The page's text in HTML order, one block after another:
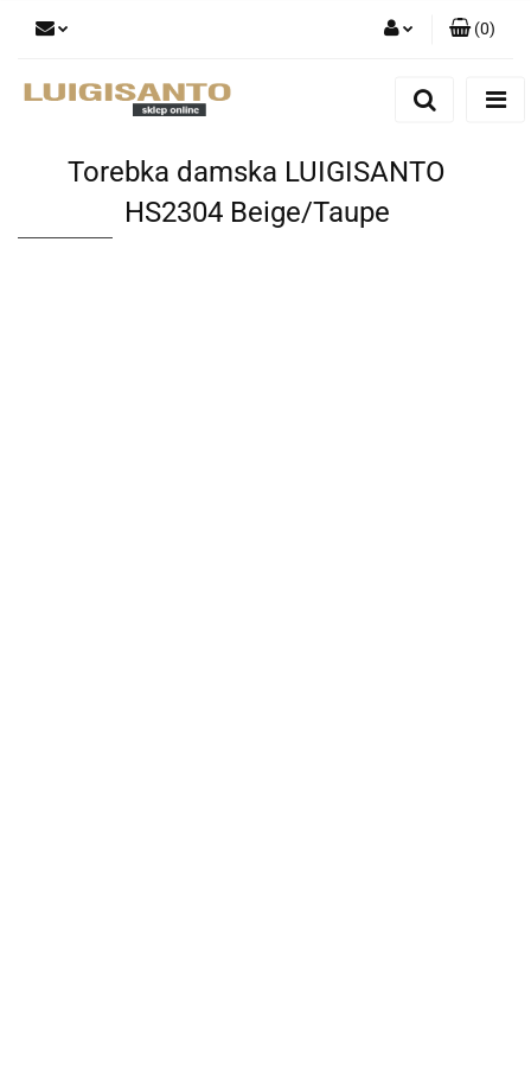
Dodaj zgłoszenie
(0)
Torebka damska LUIGISANTO
HS2304 Beige/Taupe